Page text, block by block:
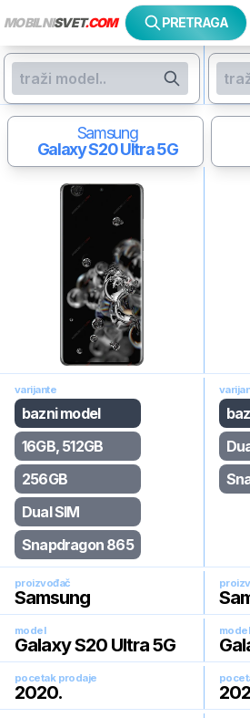
MOBILNISVET.COM PRETRAGA
Samsung
Galaxy S20 Ultra 5G
varijante
bazni model
16GB, 512GB
256GB
Dual SIM
Snapdragon 865
proizvođač
Samsung
model
Galaxy S20 Ultra 5G
model
pocetak prodaje
2020.